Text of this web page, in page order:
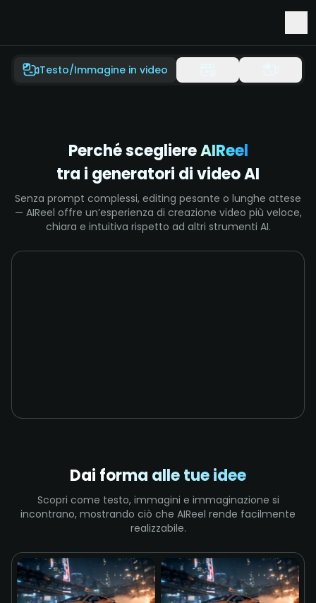
Testo/Immagine in video
Perché scegliereAIReel
tra i generatori di video AI
Senza prompt complessi, editing pesante o lunghe attese
— AIReel offre un’esperienza di creazione video più veloce,
chiara e intuitiva rispetto ad altri strumenti AI.
Dai forma alle tue idee
Scopri come testo, immagini e immaginazione si
incontrano, mostrando ciò che AIReel rende facilmente
realizzabile.